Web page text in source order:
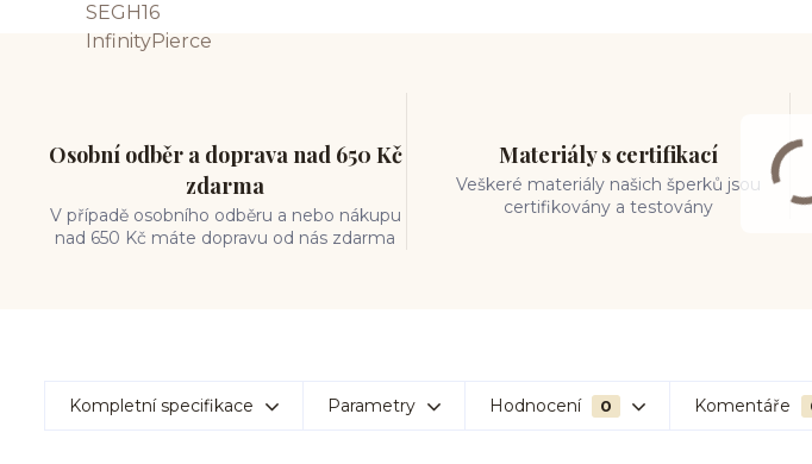
Osobní odběr a doprava nad 650 Kč
zdarma
V případě osobního odběru a nebo nákupu
nad 650 Kč máte dopravu od nás zdarma
Materiály s certifikací
Veškeré materiály našich šperků jsou
certifikovány a testovány
Kompletní specifikace Parametry Hodnocení 0 Komentáře